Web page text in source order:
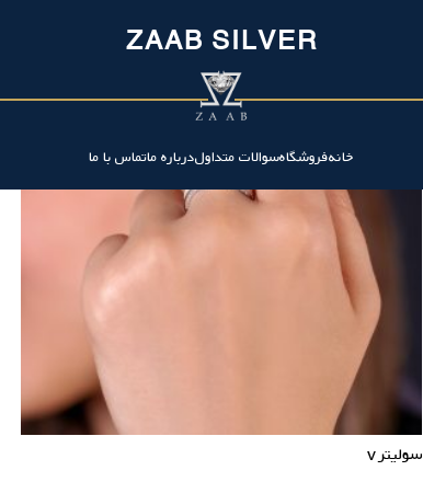
ZAAB SILVER
خانهفروشگاهسوالات متداولدرباره ماتماس با ما
سولیتر v